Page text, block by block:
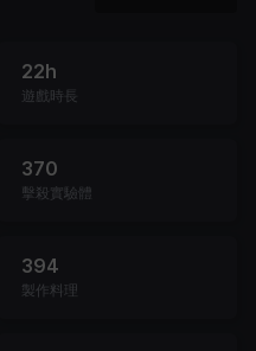
22h
遊戲時長
370
擊殺實驗體
394
製作料理